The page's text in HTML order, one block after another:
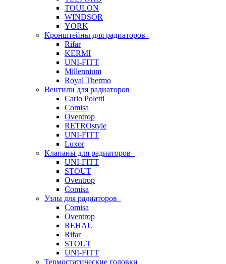
TOULON
WINDSOR
YORK
Кронштейны для радиаторов
Rifar
KERMI
UNI-FITT
Millennium
Royal Thermo
Вентили для радиаторов
Carlo Poletti
Comisa
Oventrop
RETROstyle
UNI-FITT
Luxor
Клапаны для радиаторов
UNI-FITT
STOUT
Oventrop
Comisa
Узлы для радиаторов
Comisa
Oventrop
REHAU
Rifar
STOUT
UNI-FITT
Термостатические головки